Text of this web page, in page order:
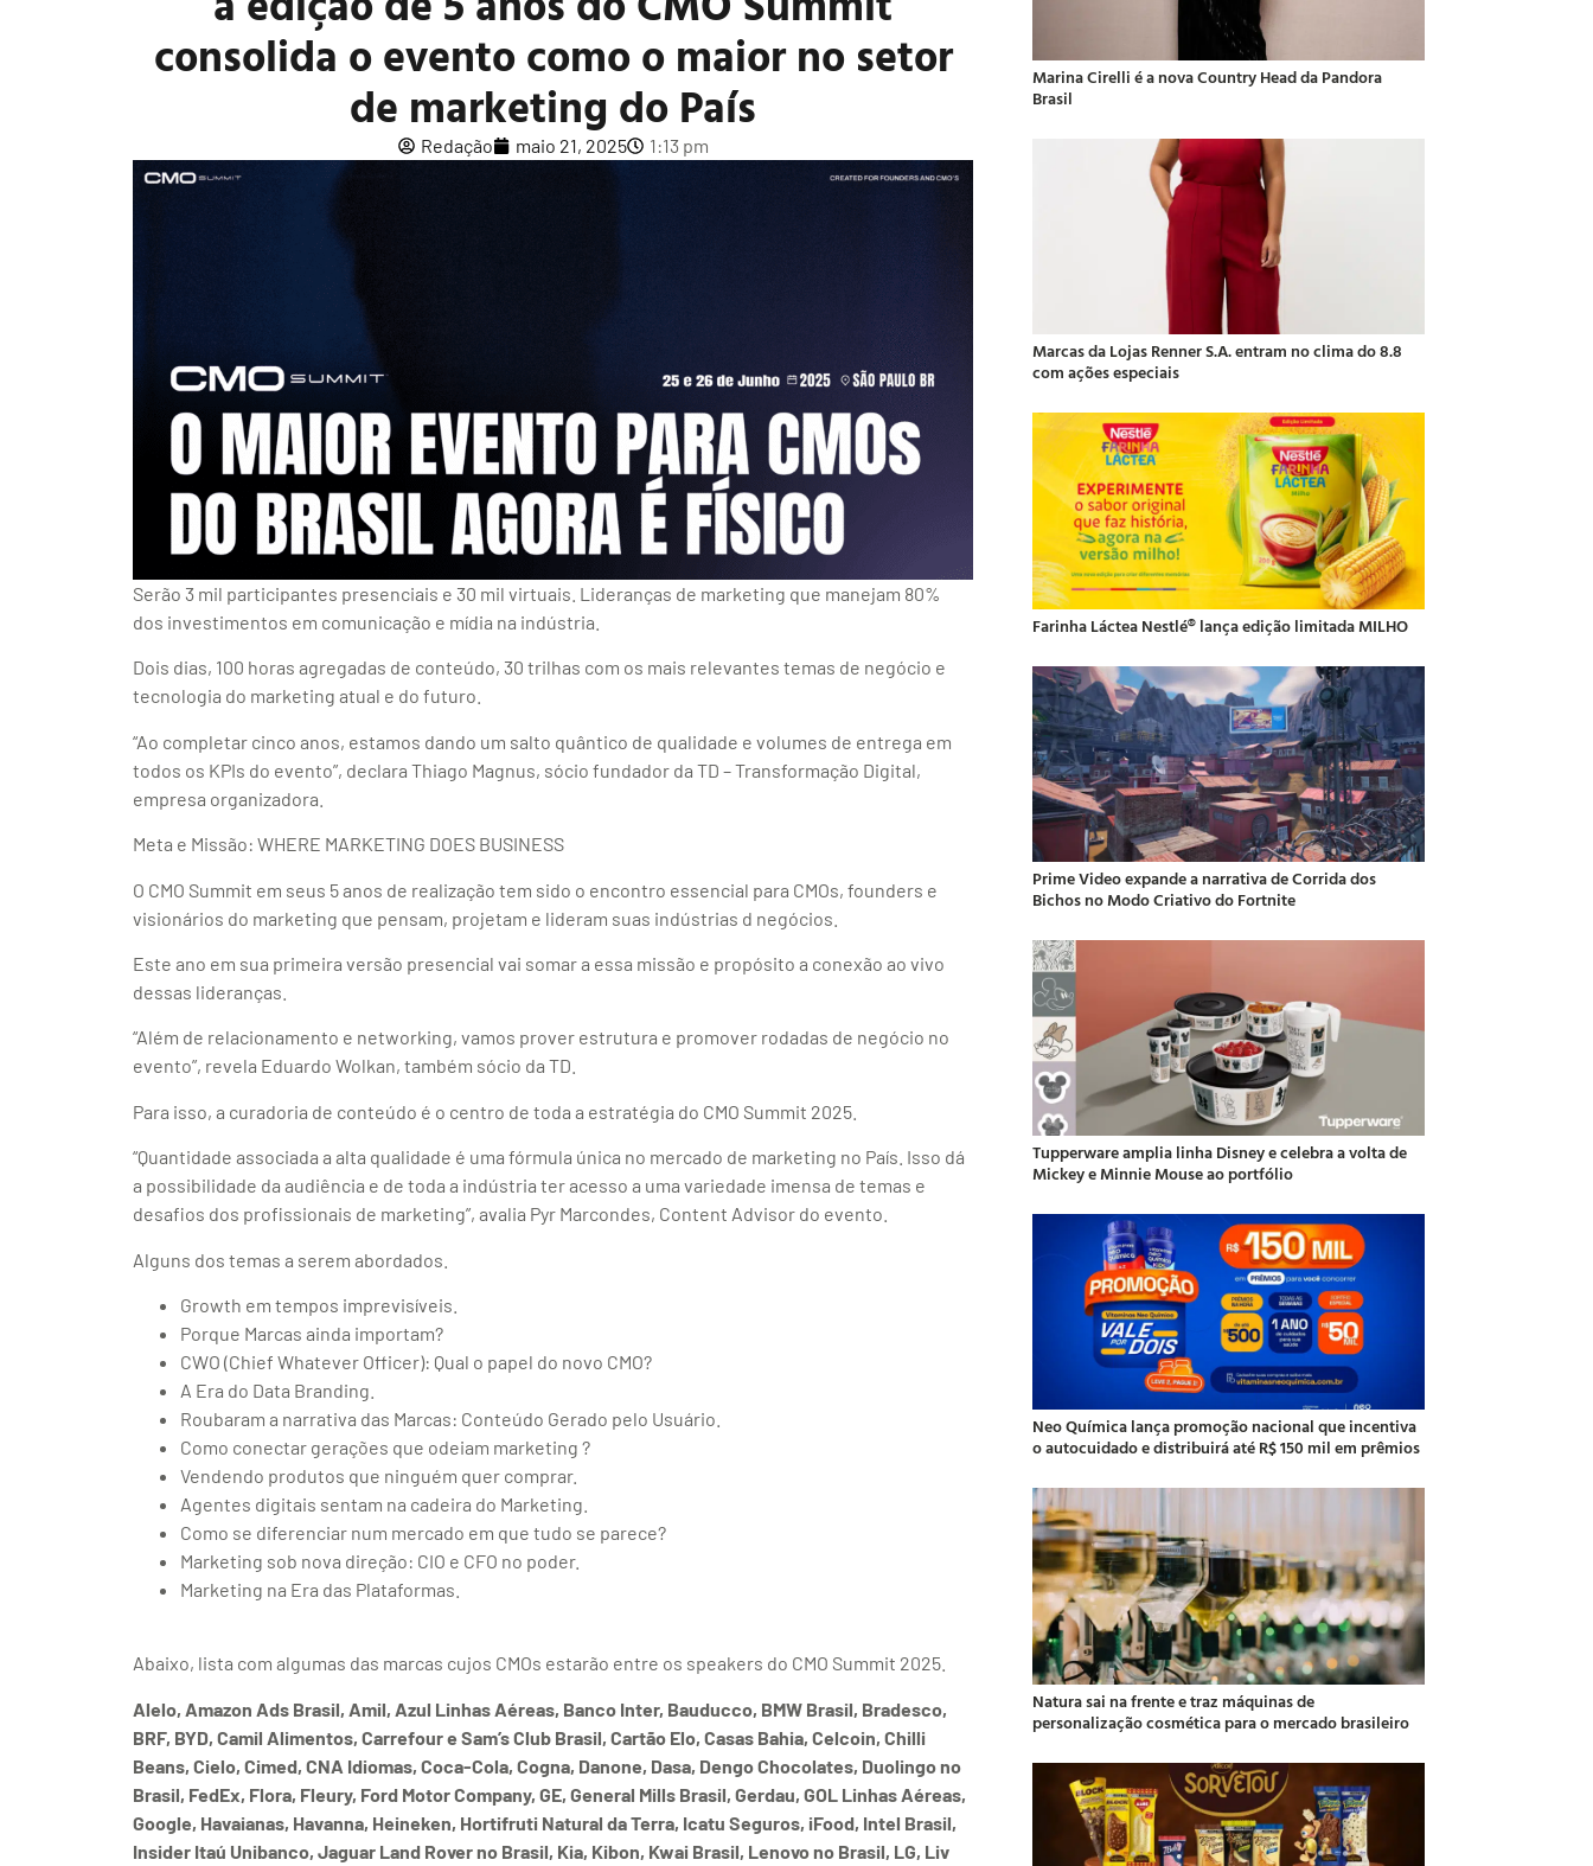
consolida o evento como o maior no setor
de marketing do País
Redação maio 21, 2025 1:13 pm
Serão 3 mil participantes presenciais e 30 mil virtuais. Lideranças de marketing que manejam 80%
dos investimentos em comunicação e mídia na indústria.
Dois dias, 100 horas agregadas de conteúdo, 30 trilhas com os mais relevantes temas de negócio e
tecnologia do marketing atual e do futuro.
“Ao completar cinco anos, estamos dando um salto quântico de qualidade e volumes de entrega em
todos os KPIs do evento”, declara Thiago Magnus, sócio fundador da TD – Transformação Digital,
empresa organizadora.
Meta e Missão: WHERE MARKETING DOES BUSINESS
O CMO Summit em seus 5 anos de realização tem sido o encontro essencial para CMOs, founders e
visionários do marketing que pensam, projetam e lideram suas indústrias d negócios.
Este ano em sua primeira versão presencial vai somar a essa missão e propósito a conexão ao vivo
dessas lideranças.
“Além de relacionamento e networking, vamos prover estrutura e promover rodadas de negócio no
evento”, revela Eduardo Wolkan, também sócio da TD.
Para isso, a curadoria de conteúdo é o centro de toda a estratégia do CMO Summit 2025.
“Quantidade associada a alta qualidade é uma fórmula única no mercado de marketing no País. Isso dá
a possibilidade da audiência e de toda a indústria ter acesso a uma variedade imensa de temas e
desafios dos profissionais de marketing”, avalia Pyr Marcondes, Content Advisor do evento.
Alguns dos temas a serem abordados.
Growth em tempos imprevisíveis.
Porque Marcas ainda importam?
CWO (Chief Whatever Officer): Qual o papel do novo CMO?
A Era do Data Branding.
Roubaram a narrativa das Marcas: Conteúdo Gerado pelo Usuário.
Como conectar gerações que odeiam marketing ?
Vendendo produtos que ninguém quer comprar.
Agentes digitais sentam na cadeira do Marketing.
Como se diferenciar num mercado em que tudo se parece?
Marketing sob nova direção: CIO e CFO no poder.
Marketing na Era das Plataformas.
Abaixo, lista com algumas das marcas cujos CMOs estarão entre os speakers do CMO Summit 2025.
Alelo, Amazon Ads Brasil, Amil, Azul Linhas Aéreas, Banco Inter, Bauducco, BMW Brasil, Bradesco,
BRF, BYD, Camil Alimentos, Carrefour e Sam’s Club Brasil, Cartão Elo, Casas Bahia, Celcoin, Chilli
Beans, Cielo, Cimed, CNA Idiomas, Coca-Cola, Cogna, Danone, Dasa, Dengo Chocolates, Duolingo no
Brasil, FedEx, Flora, Fleury, Ford Motor Company, GE, General Mills Brasil, Gerdau, GOL Linhas Aéreas,
Google, Havaianas, Havanna, Heineken, Hortifruti Natural da Terra, Icatu Seguros, iFood, Intel Brasil,
Insider Itaú Unibanco, Jaguar Land Rover no Brasil, Kia, Kibon, Kwai Brasil, Lenovo no Brasil, LG, Liv
Marina Cirelli é a nova Country Head da Pandora
Brasil
Marcas da Lojas Renner S.A. entram no clima do 8.8
com ações especiais
Farinha Láctea Nestlé® lança edição limitada MILHO
Prime Video expande a narrativa de Corrida dos
Bichos no Modo Criativo do Fortnite
Tupperware amplia linha Disney e celebra a volta de
Mickey e Minnie Mouse ao portfólio
Neo Química lança promoção nacional que incentiva
o autocuidado e distribuirá até R$ 150 mil em prêmios
Natura sai na frente e traz máquinas de
personalização cosmética para o mercado brasileiro